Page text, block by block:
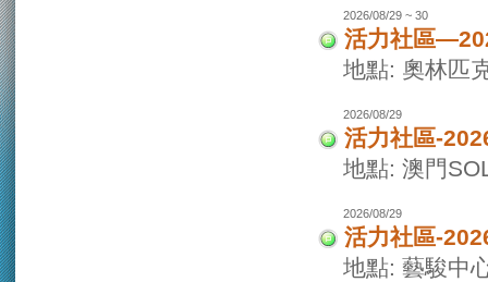
2026/08/29 ~ 30
活力社區
地點: 奧林匹
2026/08/29
活力社區-
地點: 澳門
2026/08/29
活力社區-
地點: 藝駿中